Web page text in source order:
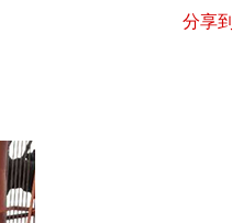
分享到